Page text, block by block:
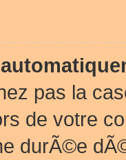
pas la
de votre
durÃ©e